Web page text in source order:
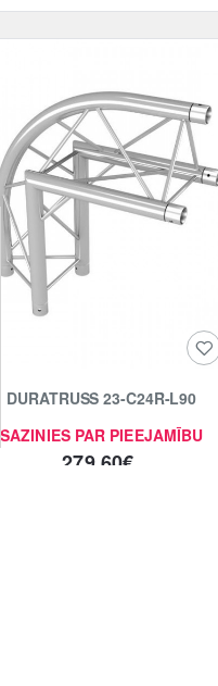
SAZINIES PAR PIEEJAMĪBU
DURATRUSS 23-C24R-L90
279.60€